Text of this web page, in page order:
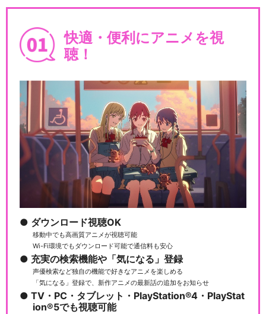
快適・便利にアニメを視
聴！
ダウンロード視聴OK
移動中でも高画質アニメが視聴可能
Wi-Fi環境でもダウンロード可能で通信料も安心
充実の検索機能や「気になる」登録
声優検索など独自の機能で好きなアニメを楽しめる
「気になる」登録で、新作アニメの最新話の追加をお知らせ
TV・PC・タブレット・PlayStation®4・PlayStat
ion®5でも視聴可能